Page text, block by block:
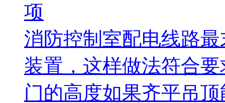
项
消防控制室配电线路
装置，这样做法符合
门的高度如果齐平吊